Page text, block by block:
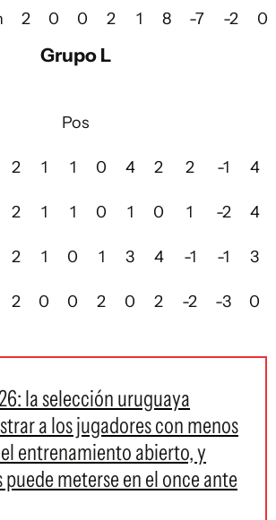
2 0 0 2 1 8 -7 -2 0
Grupo L
Pos
2 1 1 0 4 2 2 -1 4
2 1 1 0 1 0 1 -2 4
2 1 0 1 3 4 -1 -1 3
2 0 0 2 0 2 -2 -3 0
la selección uruguaya
a los jugadores con menos
entrenamiento abierto, y
puede meterse en el once ante